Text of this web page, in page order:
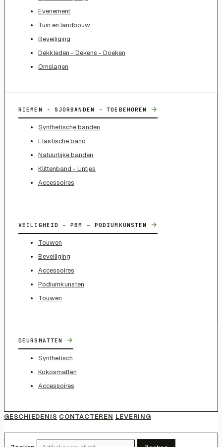
Evenement
Tuin en landbouw
Beveiliging
Dekkleden - Dekens - Doeken
Omslagen
RIEMEN - SJORBANDEN - TOEBEHOREN →
Synthetische banden
Elastische band
Natuurlijke banden
Klittenband - Lintjes
Accessoires
VEILIGHEID – PBM – PODIUMKUNSTEN →
Touwen
Beveiliging
Accessoires
Podiumkunsten
Touwen
DEURSMATTEN →
Synthetisch
Kokosmatten
Accessoires
GESCHIEDENIS CONTACTEREN LEVERING